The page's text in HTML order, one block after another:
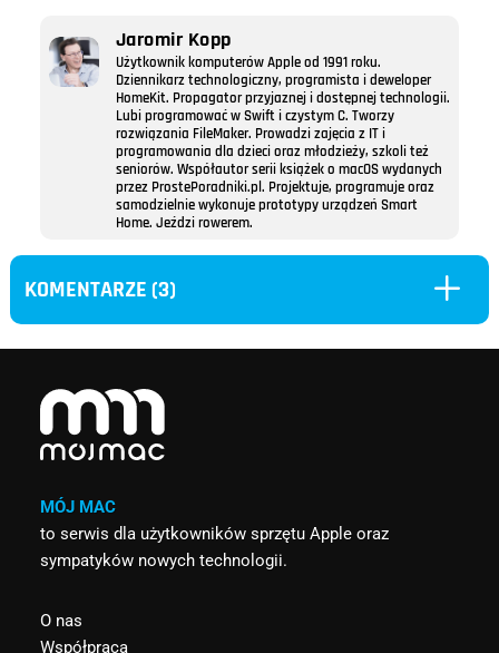
Jaromir Kopp
Użytkownik komputerów Apple od 1991 roku.
Dziennikarz technologiczny, programista i deweloper
HomeKit. Propagator przyjaznej i dostępnej technologii.
Lubi programować w Swift i czystym C. Tworzy
rozwiązania FileMaker. Prowadzi zajęcia z IT i
programowania dla dzieci oraz młodzieży, szkoli też
seniorów. Współautor serii książek o macOS wydanych
przez ProstePoradniki.pl. Projektuje, programuje oraz
samodzielnie wykonuje prototypy urządzeń Smart
Home. Jeździ rowerem.
KOMENTARZE (3) L
MÓJ MAC
to serwis dla użytkowników sprzętu Apple oraz
sympatyków nowych technologii.
O nas
Współpraca